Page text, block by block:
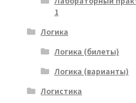
1
Логика
Логика (билеты)
Логика (варианты)
Логистика